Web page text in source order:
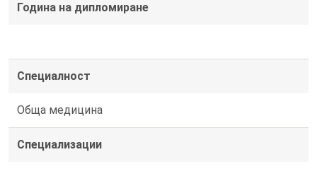
Година на дипломиране
Специалност
Обща медицина
Специализации